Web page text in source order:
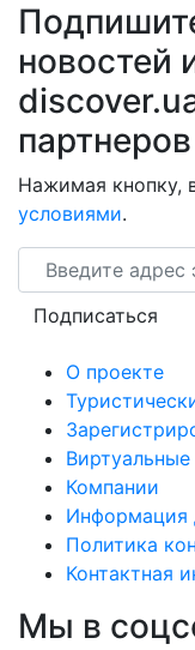
новостей
партнеров
Нажимая кнопку,
условиями.
Email
Подписаться
О проекте
Компании
Информация
Политика
Контактная
Мы в